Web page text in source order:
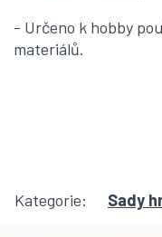
- Určeno k hobby
materiálů.
Kategorie: Sady